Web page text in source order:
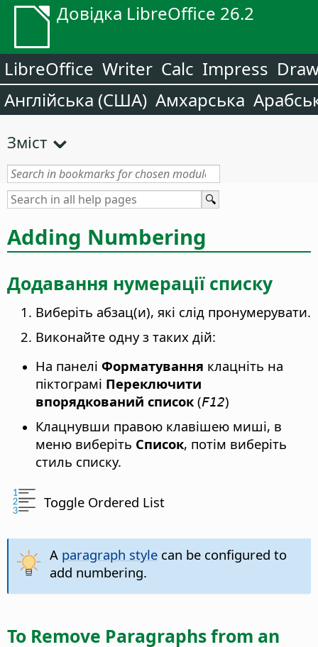
Довідка LibreOffice 26.2
LibreOffice Writer Calc Impress
Англійська (США) Амхарська
Зміст
Adding Numbering
Додавання нумерації списку
Виберіть абзац(и), які слід пронумерувати.
Виконайте одну з таких дій:
На панелі Форматування клацніть на
піктограмі Переключити
впорядкований список (F12)
Клацнувши правою клавішею миші, в
меню виберіть Список, потім виберіть
стиль списку.
Toggle Ordered List
A paragraph stylecan be configured to
add numbering.
To Remove Paragraphs from an